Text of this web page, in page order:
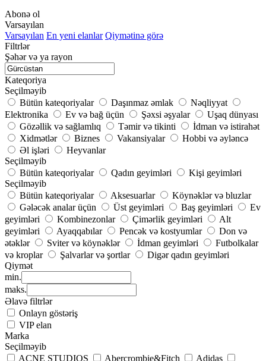
Abonə ol
Varsayılan
Varsayılan En yeni elanlar Qiymətinə görə
Filtrlər
Şəhər və ya rayon
Kateqoriya
Seçilməyib
Bütün kateqoriyalar
Daşınmaz əmlak
Nəqliyyat
Elektronika
Ev və bağ üçün Şəxsi əşyalar
Uşaq dünyası
Gözəllik və sağlamlıq
Təmir və tikinti
İdman və istirahət
Xidmətlər
Biznes Vakansiyalar
Hobbi və əyləncə
Əl işləri
Heyvanlar
Seçilməyib
Bütün kateqoriyalar
Qadın geyimləri
Kişi geyimləri
Seçilməyib
Bütün kateqoriyalar
Aksesuarlar
Köynəklər və bluzlar
Gələcək analar üçün
Üst geyimləri Baş geyimləri
Ev
geyimləri
Kombinezonlar Çimərlik geyimləri
Alt
geyimləri
Ayaqqabılar Pencək və kostyumlar
Don və
ətəklər
Sviter və köynəklər İdman geyimləri
Futbolkalar
və kroplar
Şalvarlar və şortlar
Digər qadın geyimləri
Qiymət
min.
maks.
Əlavə filtrlər
Onlayn göstəriş
VIP elan
Marka
Seçilməyib
ACNE STUDIOS
Abercrombie&Fitch
Adidas